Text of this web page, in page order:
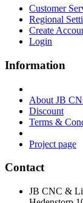
Customer
Regional
Create
Login
Information
About JB
Discount
Terms &
Project page
Contact
JB CNC &